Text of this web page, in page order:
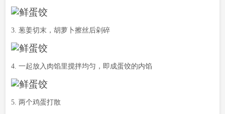
3. 葱姜切末，胡萝卜擦丝后剁碎
4. 一起放入肉馅里搅拌均匀，即成蛋饺的内馅
5. 两个鸡蛋打散